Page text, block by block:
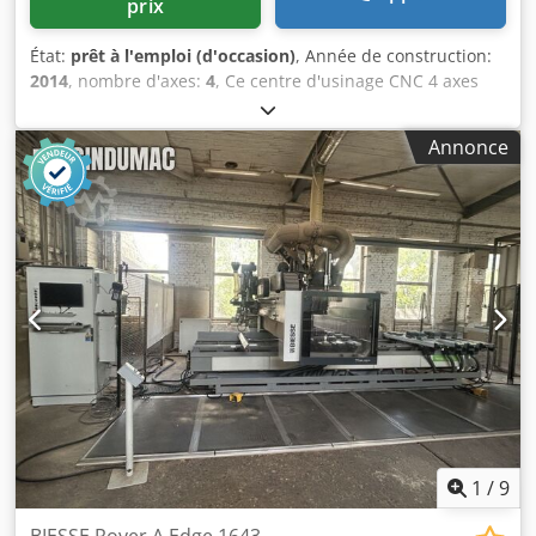
prix
État: prêt à l'emploi (d'occasion), Année de construction:
2014, nombre d'axes: 4, Ce centre d'usinage CNC 4 axes
BIESSE Rover K 1532 G a été fabriqué en 2014. Il s'agit d'un
centre d'usinage CNC d'occasion conçu pour allier
précision et efficacité. Si vous recherchez des capacités
d'usinage CNC de haute qualité, pensez à la machine
BIESSE Rover K 1532 G que nous proposons à la vente.
Contactez-nous pour plus de détails. Dcedjzdi I Ajpfx Agfek
Annonce
1 /9